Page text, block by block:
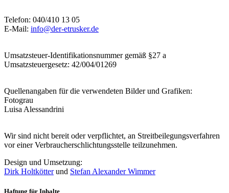
Telefon: 040/410 13 05
E-Mail: info@der-etrusker.de
Umsatzsteuer-Identifikationsnummer gemäß §27 a
Umsatzsteuergesetz: 42/004/01269
Quellenangaben für die verwendeten Bilder und Grafiken:
Fotograu
Luisa Alessandrini
Wir sind nicht bereit oder verpflichtet, an Streitbeilegungsverfahren
vor einer Verbraucherschlichtungsstelle teilzunehmen.
Design und Umsetzung:
Dirk Holtkötterund Stefan Alexander Wimmer
Haftung für Inhalte